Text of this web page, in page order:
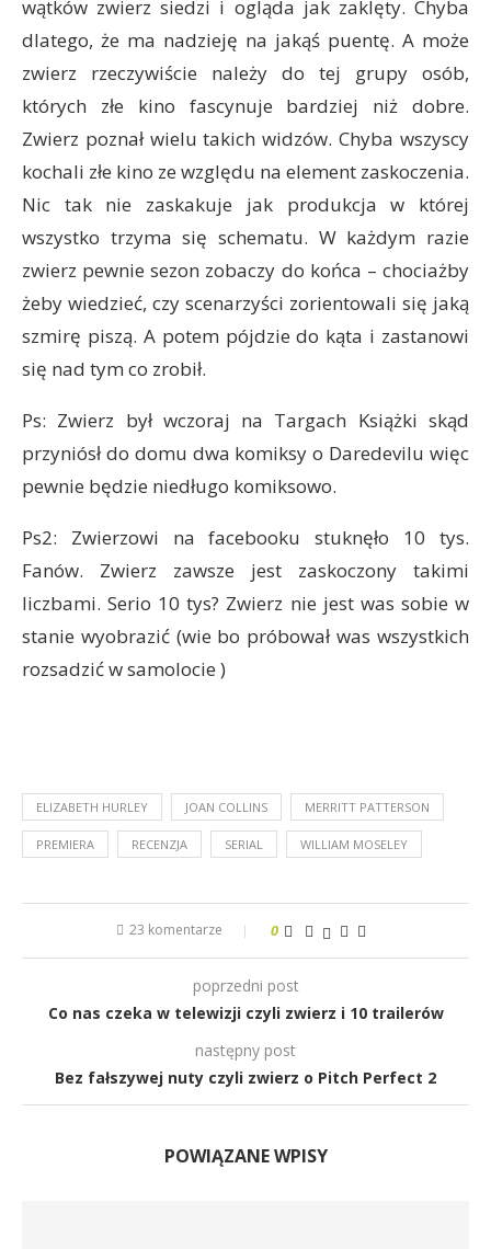
wątków zwierz siedzi i ogląda jak zaklęty. Chyba
dlatego, że ma nadzieję na jakąś puentę. A może
zwierz rzeczywiście należy do tej grupy osób,
których złe kino fascynuje bardziej niż dobre.
Zwierz poznał wielu takich widzów. Chyba wszyscy
kochali złe kino ze względu na element zaskoczenia.
Nic tak nie zaskakuje jak produkcja w której
wszystko trzyma się schematu. W każdym razie
zwierz pewnie sezon zobaczy do końca – chociażby
żeby wiedzieć, czy scenarzyści zorientowali się jaką
szmirę piszą. A potem pójdzie do kąta i zastanowi
się nad tym co zrobił.
Ps: Zwierz był wczoraj na Targach Książki skąd
przyniósł do domu dwa komiksy o Daredevilu więc
pewnie będzie niedługo komiksowo.
Ps2: Zwierzowi na facebooku stuknęło 10 tys.
Fanów. Zwierz zawsze jest zaskoczony takimi
liczbami. Serio 10 tys? Zwierz nie jest was sobie w
stanie wyobrazić (wie bo próbował was wszystkich
rozsadzić w samolocie )
ELIZABETH HURLEY JOAN COLLINS MERRITT PATTERSON
PREMIERA RECENZJA SERIAL WILLIAM MOSELEY
23 komentarze 0
poprzedni post
Co nas czeka w telewizji czyli zwierz i 10 trailerów
następny post
Bez fałszywej nuty czyli zwierz o Pitch Perfect 2
POWIĄZANE WPISY